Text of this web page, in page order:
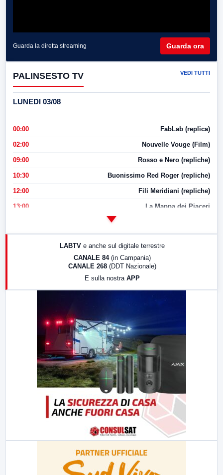
Guarda la diretta streaming Guarda ora
PALINSESTO TV VEDI TUTTI
LUNEDI 03/08
00:00 FabLab (replica)
02:00 Nouvelle Vouge (Film)
09:00 Rosso e Nero (repliche)
10:30 Buonissimo Red Roger (repliche)
12:00 Fili Meridiani (repliche)
13:00 La Mappa dei Piaceri
LABTV e anche sul digitale terrestre
CANALE 84 (in Campania)
CANALE 268 (DDT Nazionale)
E sulla nostra APP